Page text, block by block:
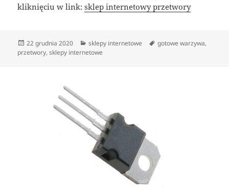
kliknięciu w link:sklep internetowy przetwory
Data
publikacji
22 grudnia 2020 Kategorie
sklepy internetowe Tagi
gotowe warzywa,
przetwory,sklepy internetowe